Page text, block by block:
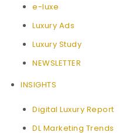
e-luxe
Luxury Ads
Luxury Study
NEWSLETTER
INSIGHTS
Digital Luxury Report
DL Marketing Trends